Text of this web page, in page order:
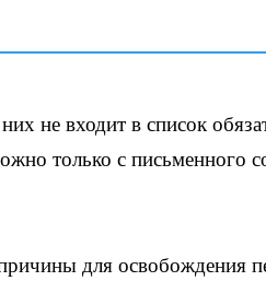
не входит в список
только с письменного
для освобождения